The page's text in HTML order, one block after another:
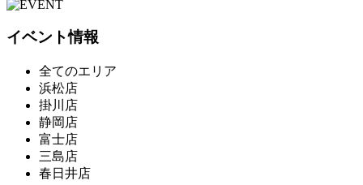
イベント情報
全てのエリア
浜松店
掛川店
静岡店
富士店
三島店
春日井店